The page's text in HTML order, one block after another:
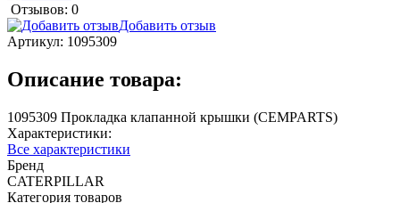
Отзывов: 0
Добавить отзыв
Артикул: 1095309
Описание товара:
1095309 Прокладка клапанной крышки (CEMPARTS)
Характеристики:
Все характеристики
Бренд
CATERPILLAR
Категория товаров